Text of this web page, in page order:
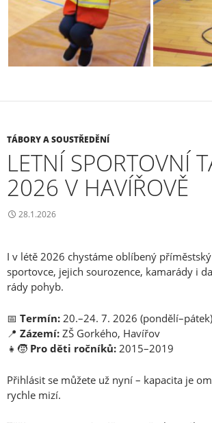
TÁBORY A SOUSTŘEDĚNÍ
LETNÍ SPORTOVNÍ
2026 V HAVÍŘOVĚ
28.1.2026
I v létě 2026 chystáme oblíbený
sportovce, jejich sourozence, kamarády i
rády pohyb.
📅 Termín: 20.–24. 7. 2026 (pondělí–pátek)
📍 Zázemí: ZŠ Gorkého, Havířov
👧🧒 Pro děti ročníků: 2015–2019
Přihlásit se můžete už nyní – kapacita je
rychle mizí.